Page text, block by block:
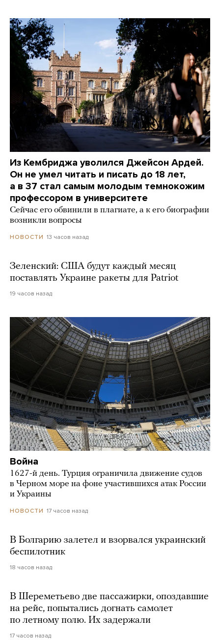
Из Кембриджа уволился Джейсон Ардей.
Он не умел читать и писать до 18 лет,
а в 37 стал самым молодым темнокожим
профессором в университете
Сейчас его обвинили в плагиате, а к его биографии
возникли вопросы
НОВОСТИ 13 часов назад
Зеленский: США будут каждый месяц
поставлять Украине ракеты для Patriot
19 часов назад
Война
1627-й день. Турция ограничила движение судов
в Черном море на фоне участившихся атак России
и Украины
НОВОСТИ 17 часов назад
В Болгарию залетел и взорвался украинский
беспилотник
18 часов назад
В Шереметьево две пассажирки, опоздавшие
на рейс, попытались догнать самолет
по летному полю. Их задержали
17 часов назад